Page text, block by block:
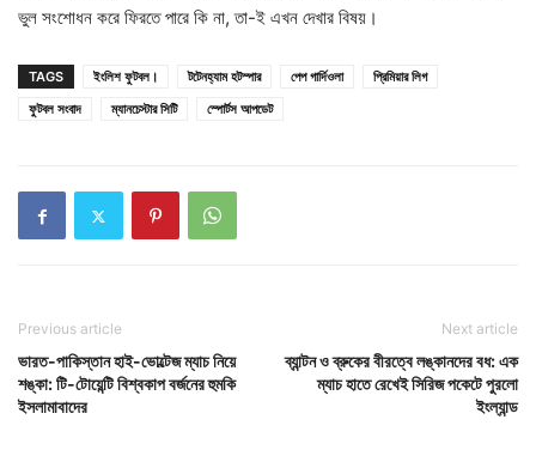
ভুল সংশোধন করে ফিরতে পারে কি না, তা-ই এখন দেখার বিষয়।
TAGS ইংলিশ ফুটবল। টটেনহ্যাম হটস্পার পেপ গার্দিওলা
প্রিমিয়ার লিগ
ফুটবল সংবাদ
ম্যানচেস্টার সিটি স্পোর্টস আপডেট
Previous article
ভারত-পাকিস্তান হাই-ভোল্টেজ ম্যাচ নিয়ে
শঙ্কা: টি-টোয়েন্টি বিশ্বকাপ বর্জনের হুমকি
ইসলামাবাদের
Next article
ব্যান্টন ও ব্রুকের বীরত্বে লঙ্কানদের বধ: এক
ম্যাচ হাতে রেখেই সিরিজ পকেটে পুরলো
ইংল্যান্ড